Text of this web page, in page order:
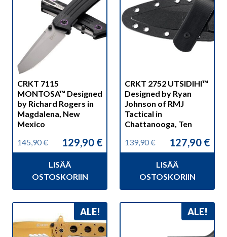
CRKT 7115
MONTOSA™ Designed
by Richard Rogers in
Magdalena, New
Mexico
145,90€
Alkuperäinen
hinta
145,90 €.
129,90 €
Nykyinen
hinta
129,90 €.
LISÄÄ
OSTOSKORIIN
CRKT 2752 UTSIDIHI™
Designed by Ryan
Johnson of RMJ
Tactical in
Chattanooga, Ten
139,90€
Alkuperäinen
hinta
139,90 €.
127,90 €
Nykyinen
hinta
127,90 €.
LISÄÄ
OSTOSKORIIN
ALE! ALE!